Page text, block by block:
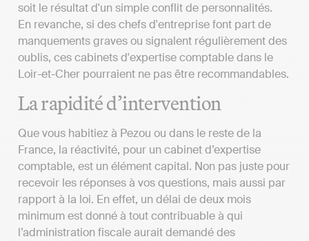
soit le résultat d'un simple conflit de personnalités.
En revanche, si des chefs d'entreprise font part de
manquements graves ou signalent régulièrement des
oublis, ces cabinets d'expertise comptable dans le
Loir-et-Cher pourraient ne pas être recommandables.
La rapidité d’intervention
Que vous habitiez à Pezou ou dans le reste de la
France, la réactivité, pour un cabinet d’expertise
comptable, est un élément capital. Non pas juste pour
recevoir les réponses à vos questions, mais aussi par
rapport à la loi. En effet, un délai de deux mois
minimum est donné à tout contribuable à qui
l’administration fiscale aurait demandé des